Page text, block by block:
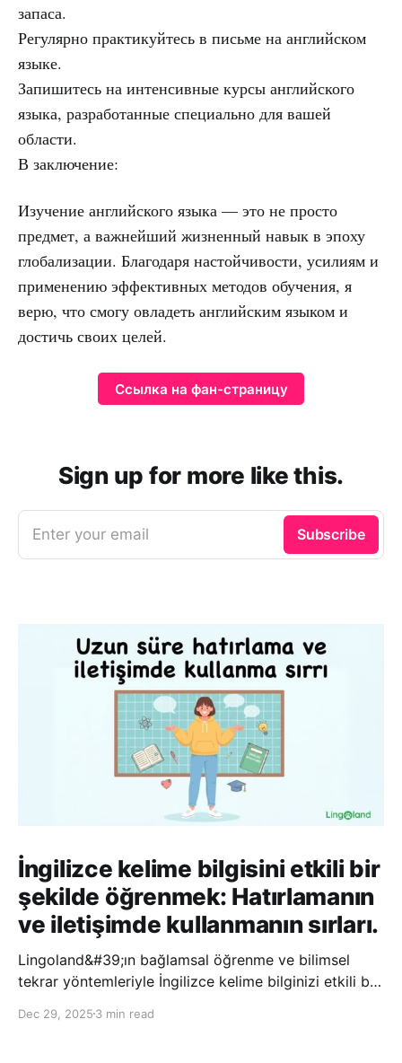
запаса.
Регулярно практикуйтесь в письме на английском
языке.
Запишитесь на интенсивные курсы английского
языка, разработанные специально для вашей
области.
В заключение:
Изучение английского языка — это не просто
предмет, а важнейший жизненный навык в эпоху
глобализации. Благодаря настойчивости, усилиям и
применению эффективных методов обучения, я
верю, что смогу овладеть английским языком и
достичь своих целей.
Ссылка на фан-страницу
Sign up for more like this.
Enter your email Subscribe
İngilizce kelime bilgisini etkili bir
şekilde öğrenmek: Hatırlamanın
ve iletişimde kullanmanın sırları.
Lingoland&#39;ın bağlamsal öğrenme ve bilimsel
tekrar yöntemleriyle İngilizce kelime bilginizi etkili bir
hatırlayabilir ve daha doğal bir şekilde iletişim
Dec 29, 2025 3 min read